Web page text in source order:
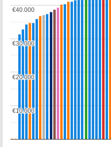
€10.000
€10.000
€20.000
€20.000
€30.000
€30.000
€40.000
€40.000